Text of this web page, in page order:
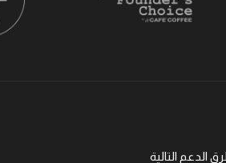
التالية